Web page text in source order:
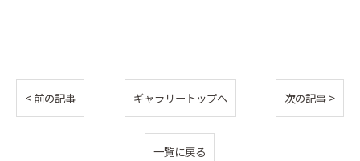
< 前の記事 ギャラリートップへ 次の記事 >
一覧に戻る